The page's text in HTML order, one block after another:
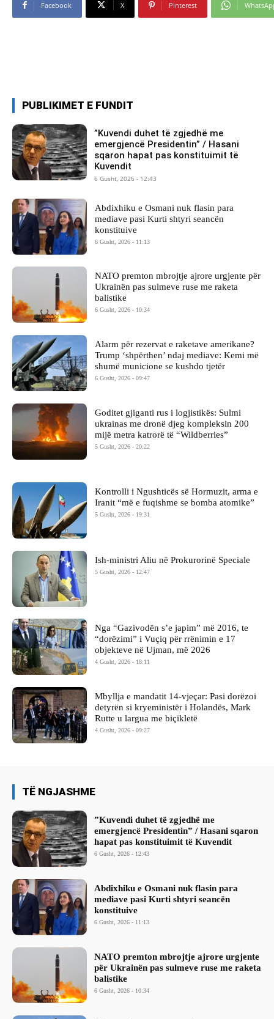
Facebook X Pinterest
PUBLIKIMET E FUNDIT
​”Kuvendi duhet të zgjedhë me
emergjencë Presidentin” / Hasani
sqaron hapat pas konstituimit të
Kuvendit
6 Gusht, 2026 - 12:43
Abdixhiku e Osmani nuk flasin para
mediave pasi Kurti shtyri seancën
konstituive
6 Gusht, 2026 - 11:13
NATO premton mbrojtje ajrore urgjente për
Ukrainën pas sulmeve ruse me raketa
balistike
6 Gusht, 2026 - 10:34
Alarm për rezervat e raketave amerikane?
Trump ‘shpërthen’ ndaj mediave: Kemi më
shumë municione se kushdo tjetër
6 Gusht, 2026 - 09:47
Goditet gjiganti rus i logjistikës: Sulmi
ukrainas me dronë djeg kompleksin 200
mijë metra katrorë të “Wildberries”
5 Gusht, 2026 - 20:22
Kontrolli i Ngushticës së Hormuzit, arma e
Iranit “më e fuqishme se bomba atomike”
5 Gusht, 2026 - 19:31
Ish-ministri ​Aliu në Prokurorinë Speciale
5 Gusht, 2026 - 12:47
Nga “Gazivodën s’e japim” më 2016, te
“dorëzimi” i Vuçiq për rrënimin e 17
objekteve në Ujman, më 2026
4 Gusht, 2026 - 18:11
Mbyllja e mandatit 14-vjeçar: Pasi dorëzoi
detyrën si kryeministër i Holandës, Mark
Rutte u largua me biçikletë
4 Gusht, 2026 - 09:27
TË NGJASHME
​”Kuvendi duhet të zgjedhë me
emergjencë Presidentin” / Hasani sqaron
hapat pas konstituimit të Kuvendit
6 Gusht, 2026 - 12:43
Abdixhiku e Osmani nuk flasin para
mediave pasi Kurti shtyri seancën
konstituive
6 Gusht, 2026 - 11:13
NATO premton mbrojtje ajrore urgjente
për Ukrainën pas sulmeve ruse me raketa
balistike
6 Gusht, 2026 - 10:34